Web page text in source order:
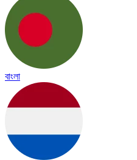
বাংলা